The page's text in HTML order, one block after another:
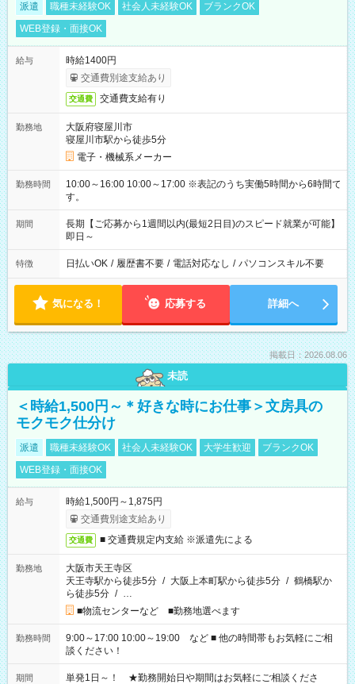
派遣 職種未経験OK 社会人未経験OK
ブランクOK
WEB登録・面接OK
給与
時給1400円
交通費別途支給あり
交通費 交通費支給有り
勤務地
大阪府寝屋川市
寝屋川市駅から徒歩5分
電子・機械系メーカー
勤務時間
10:00～16:00 10:00～17:00 ※表記のうち実働5時間から6時間で
す。
期間
長期【ご応募から1週間以内(最短2日目)のスピード就業が可能】
即日～
特徴 日払いOK / 履歴書不要 / 電話対応なし / パソコンスキル不要
気になる！ 応募する 詳細へ
掲載日：2026.08.06
未読
＜時給1,500円～＊好きな時にお仕事＞文房具の
モクモク仕分け
派遣 職種未経験OK 社会人未経験OK 大学生歓迎
ブランクOK
WEB登録・面接OK
給与
時給1,500円～1,875円
交通費別途支給あり
交通費 ■ 交通費規定内支給 ※派遣先による
勤務地
大阪市天王寺区
天王寺駅から徒歩5分 / 大阪上本町駅から徒歩5分 / 鶴橋駅か
ら徒歩5分 / …
■物流センターなど ■勤務地選べます
勤務時間
9:00～17:00 10:00～19:00 など ■ 他の時間帯もお気軽にご相
談ください！
期間
単発1日～！ ★勤務開始日や期間はお気軽にご相談くださ